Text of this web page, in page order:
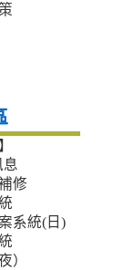
息
修
系統(日)
）